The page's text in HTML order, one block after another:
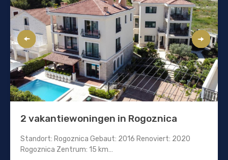
2 vakantiewoningen in Rogoznica
Standort: Rogoznica Gebaut: 2016 Renoviert: 2020
Rogoznica Zentrum: 15 km…